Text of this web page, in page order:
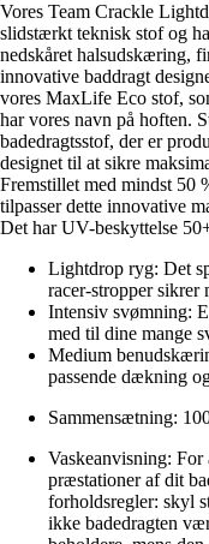
Vores Team Crackle
slidstærkt teknisk stof og
nedskåret halsudskæring,
innovative baddragt
vores MaxLife Eco stof,
har vores navn på hoften.
badedragtsstof, der er
designet til at sikre
Fremstillet med mindst 50
tilpasser dette innovative
Det har UV-beskyttelse
Lightdrop ryg: Det
racer-stropper sikrer
Intensiv svømning:
med til dine mange
Medium
passende dækning
Sammensætning:
Vaskeanvisning: For
præstationer af dit
forholdsregler: skyl
ikke badedragten